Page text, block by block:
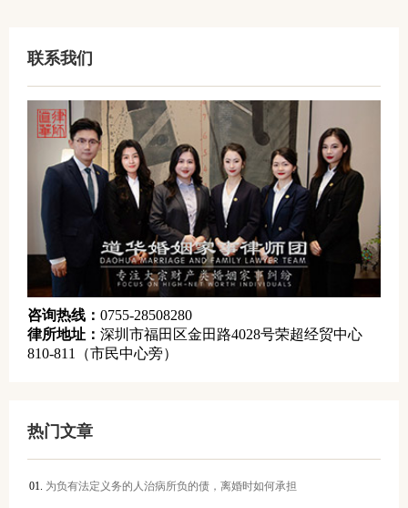
联系我们
咨询热线： 0755-28508280
律所地址： 深圳市福田区金田路4028号荣超经贸中心
810-811（市民中心旁）
热门文章
为负有法定义务的人治病所负的债，离婚时如何承担